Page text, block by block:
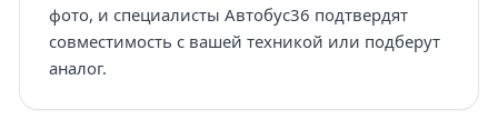
фото, и специалисты Автобус36 подтвердят
совместимость с вашей техникой или подберут
аналог.